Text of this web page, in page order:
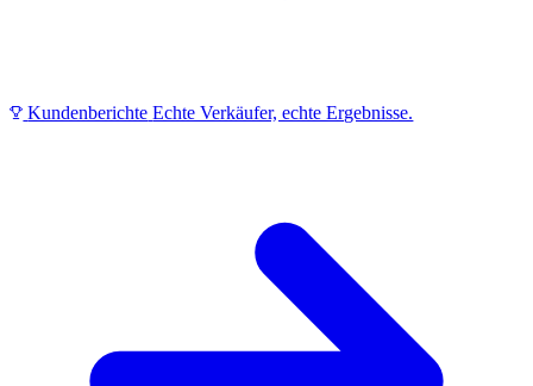
Kundenberichte Echte Verkäufer, echte Ergebnisse.